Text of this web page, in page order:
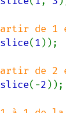
slice(1 ));
slice(-2 ));